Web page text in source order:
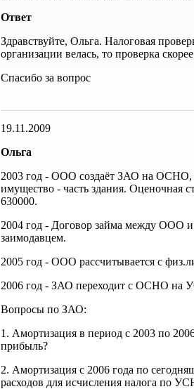
Ответ
Здравствуйте, Ольга. Налоговая
организации велась, то проверка скорее
Спасибо за вопрос
19.11.2009
Ольга
2003 год - ООО создаёт ЗАО на ОСНО,
имущество - часть здания. Оценочная
630000.
2004 год - Договор займа между ООО и
заимодавцем.
2005 год - ООО рассчитывается с
2006 год - ЗАО переходит с ОСНО на
Вопросы по ЗАО:
1. Амортизация в период с 2003 по
прибыль?
2. Амортизация с 2006 года по
расходов для исчисления налога по